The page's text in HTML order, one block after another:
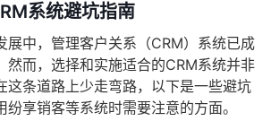
系统避坑指南
展中，管理客户关系（CRM）系统已成
然而，选择和实施适合的CRM系统并非
这条道路上少走弯路，以下是一些避坑
享销客等系统时需要注意的方面。